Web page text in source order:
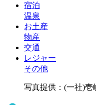
宿泊
温泉
お土産
物産
交通
レジャー
その他
写真提供：(一社)壱